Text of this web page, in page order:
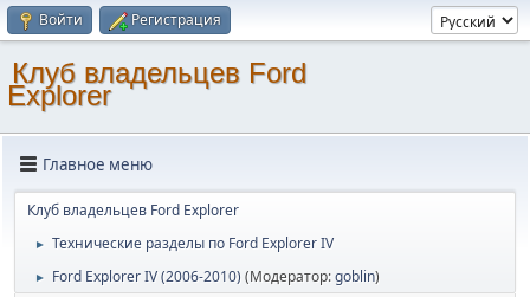
Войти Регистрация
Клуб владельцев Ford
Explorer
Главное меню
Клуб владельцев Ford Explorer
► Технические разделы по Ford Explorer IV
► Ford Explorer IV (2006-2010) (Модератор:goblin)